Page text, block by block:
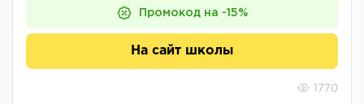
Промокод на -15%
На сайт школы
1770